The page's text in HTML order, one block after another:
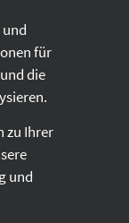
für
die
zu Ihrer
und